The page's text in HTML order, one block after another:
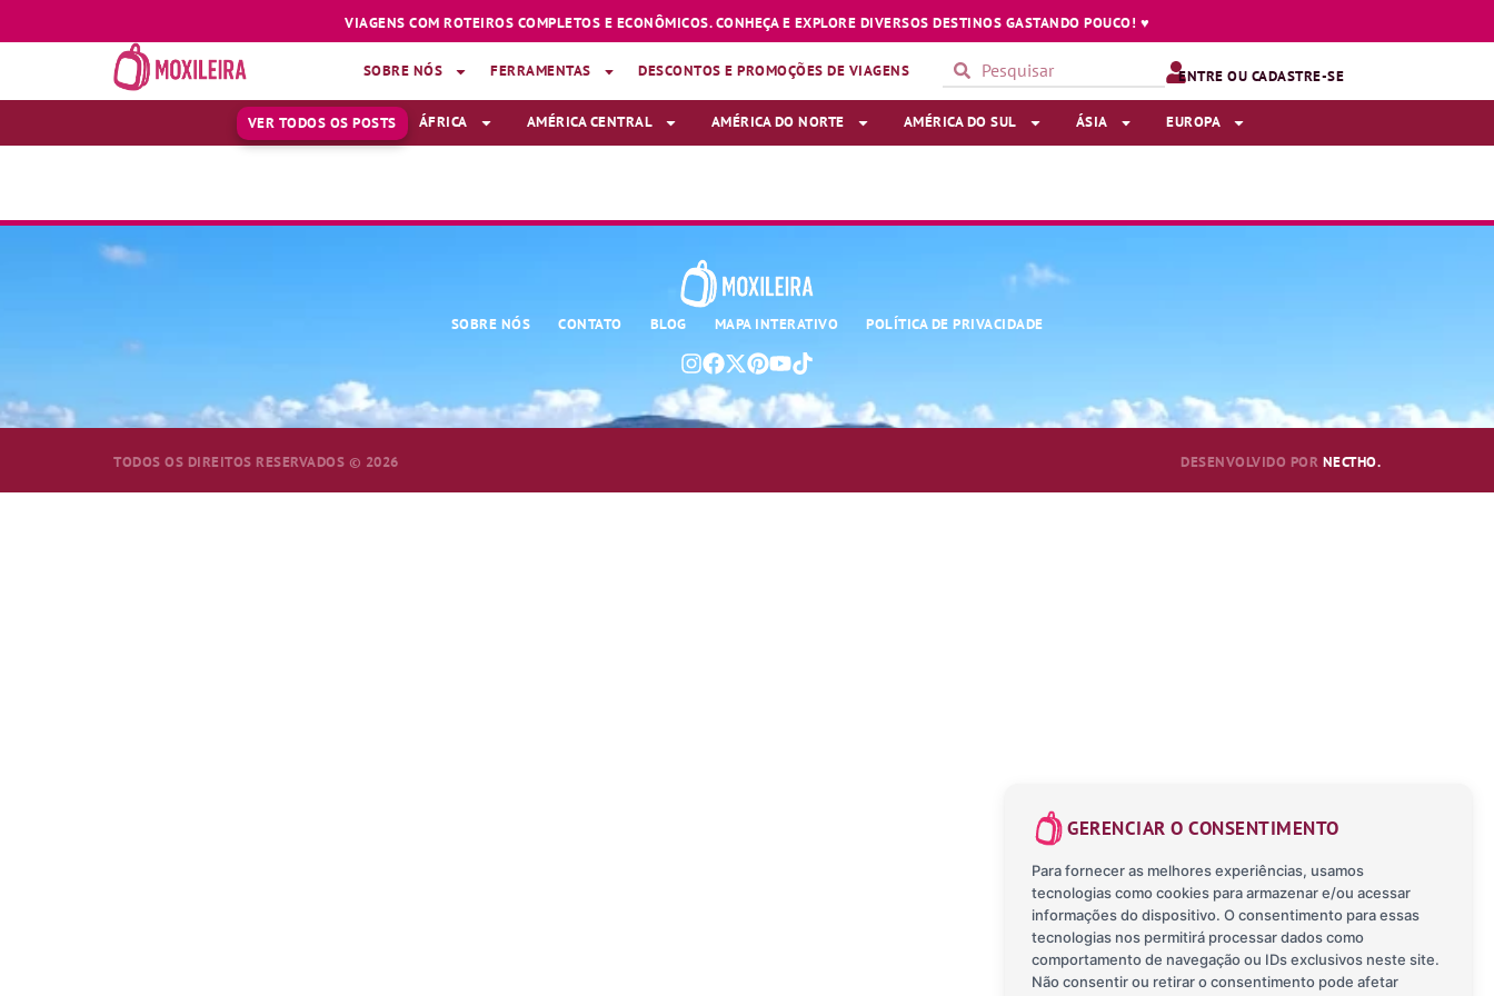
VIAGENS COM ROTEIROS COMPLETOS E ECONÔMICOS. CONHEÇA E EXPLORE DIVERSOS DESTINOS GASTANDO POUCO! ♥️
SOBRE NÓS FERRAMENTAS DESCONTOS E PROMOÇÕES DE VIAGENS ENTRE OU CADASTRE-SE
VER TODOS OS POSTS ÁFRICA AMÉRICA CENTRAL AMÉRICA DO NORTE AMÉRICA DO SUL ÁSIA EUROPA
SOBRE NÓS CONTATO BLOG MAPA INTERATIVO POLÍTICA DE PRIVACIDADE
TODOS OS DIREITOS RESERVADOS © 2026 DESENVOLVIDO POR NECTHO.
GERENCIAR O CONSENTIMENTO
Para fornecer as melhores experiências, usamos
tecnologias como cookies para armazenar e/ou acessar
informações do dispositivo. O consentimento para essas
tecnologias nos permitirá processar dados como
comportamento de navegação ou IDs exclusivos neste site.
Não consentir ou retirar o consentimento pode afetar